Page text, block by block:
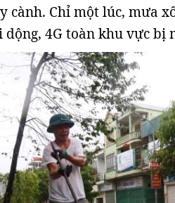
cành. Chỉ một lúc, mưa
dộng, 4G toàn khu vực bị